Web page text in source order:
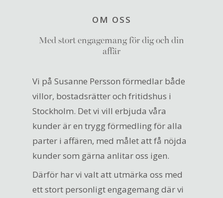
OM OSS
Med stort engagemang för dig och din
affär
Vi på Susanne Persson förmedlar både
villor, bostadsrätter och fritidshus i
Stockholm. Det vi vill erbjuda våra
kunder är en trygg förmedling för alla
parter i affären, med målet att få nöjda
kunder som gärna anlitar oss igen.
Därför har vi valt att utmärka oss med
ett stort personligt engagemang där vi